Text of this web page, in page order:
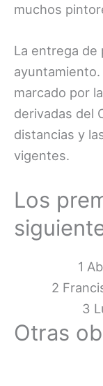
muchos
La entrega de
marcado por
derivadas del
distancias y
vigentes.
Los
1
2
3
Otras